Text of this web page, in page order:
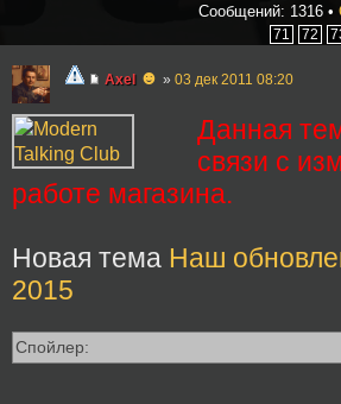
Сообщений: 1316 •
71 72
Axel ☻ » 03 дек 2011 08:20
Данная
связи с
работе магазина.
Новая тема Наш
2015
Спойлер: